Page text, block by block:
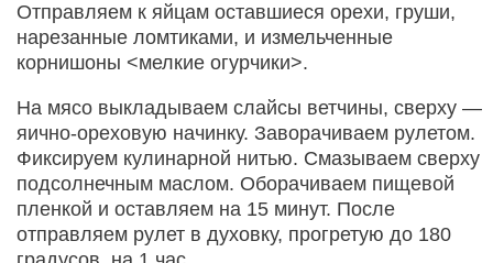
Отправляем к яйцам оставшиеся орехи, груши,
нарезанные ломтиками, и измельченные
корнишоны <мелкие огурчики>.
На мясо выкладываем слайсы ветчины, сверху —
яично-ореховую начинку. Заворачиваем рулетом.
Фиксируем кулинарной нитью. Смазываем сверху
подсолнечным маслом. Оборачиваем пищевой
пленкой и оставляем на 15 минут. После
отправляем рулет в духовку, прогретую до 180